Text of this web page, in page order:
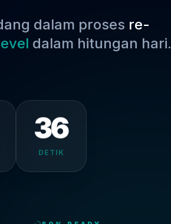
dalam proses re-
dalam hitungan hari.
36
DETIK